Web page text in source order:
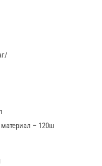
материал – 120ш